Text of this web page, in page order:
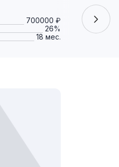
700000 ₽
26%
18 мес.
Оферта №
Привлечено